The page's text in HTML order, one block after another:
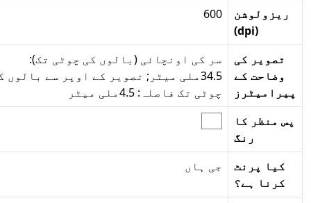
ریزولوشن
600
تصویر کی
وضاحت کے
سر کی اونچائی (بالوں کی چوٹی تک):
34.5ملی میٹر; تصویر کے اوپر سے بالوں کی
چوٹی تک فاصلہ: 4.5ملی میٹر
منظر کا
کیا پرنٹ
کرنا ہے؟
جی ہاں